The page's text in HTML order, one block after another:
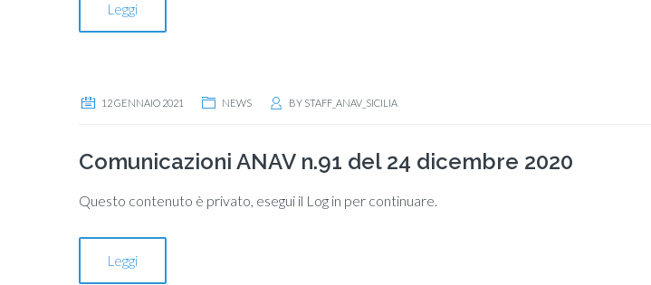
Leggi
12 GENNAIO 2021 NEWS BY STAFF_ANAV_SICILIA
Comunicazioni ANAV n.91 del 24 dicembre 2020
Questo contenuto è privato, esegui il Log in per continuare.
Leggi